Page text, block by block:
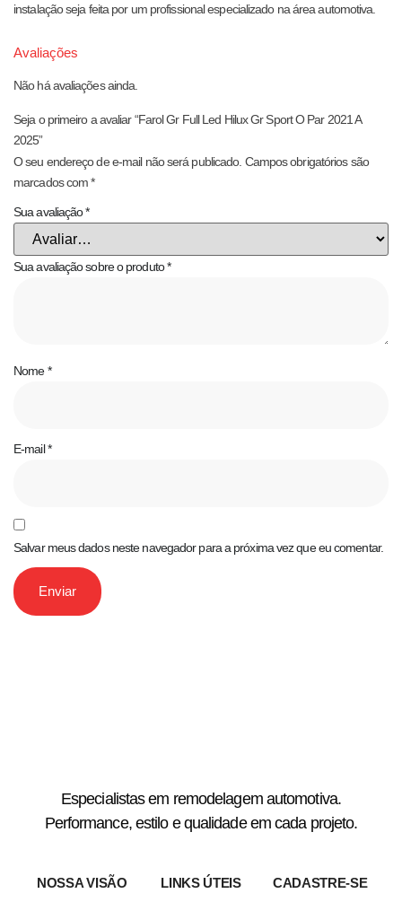
instalação seja feita por um profissional especializado na área automotiva.
Avaliações
Não há avaliações ainda.
Seja o primeiro a avaliar “Farol Gr Full Led Hilux Gr Sport O Par 2021 A
2025”
O seu endereço de e-mail não será publicado. Campos obrigatórios são
marcados com*
Sua avaliação*
Sua avaliação sobre o produto*
Nome*
E-mail*
Salvar meus dados neste navegador para a próxima vez que eu comentar.
Especialistas em remodelagem automotiva.
Performance, estilo e qualidade em cada projeto.
NOSSA VISÃO LINKS ÚTEIS CADASTRE-SE